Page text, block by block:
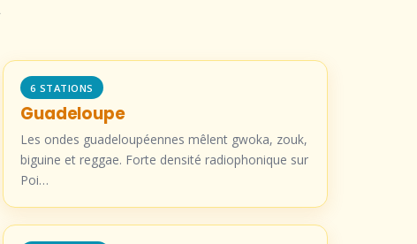
6 STATIONS
Guadeloupe
Les ondes guadeloupéennes mêlent gwoka, zouk,
biguine et reggae. Forte densité radiophonique sur
Poi…